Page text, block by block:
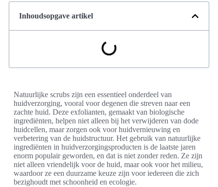
Inhoudsopgave artikel
Natuurlijke scrubs zijn een essentieel onderdeel van
huidverzorging, vooral voor degenen die streven naar een
zachte huid. Deze exfolianten, gemaakt van biologische
ingrediënten, helpen niet alleen bij het verwijderen van dode
huidcellen, maar zorgen ook voor huidvernieuwing en
verbetering van de huidstructuur. Het gebruik van natuurlijke
ingrediënten in huidverzorgingsproducten is de laatste jaren
enorm populair geworden, en dat is niet zonder reden. Ze zijn
niet alleen vriendelijk voor de huid, maar ook voor het milieu,
waardoor ze een duurzame keuze zijn voor iedereen die zich
bezighoudt met schoonheid en ecologie.